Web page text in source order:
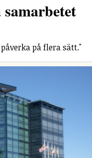
på flera sätt."